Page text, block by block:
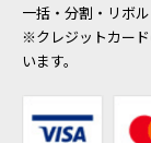
一括・分割・リボ
※クレジットカー
います。